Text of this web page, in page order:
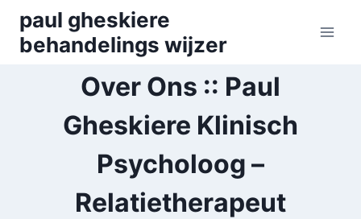
content
paul gheskiere
behandelings wijzer
Over Ons :: Paul
Gheskiere Klinisch
Psycholoog –
Relatietherapeut